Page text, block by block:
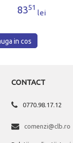
37 lei
in cos
CONTACT
0770.98.17.12
comenzi@clb.ro